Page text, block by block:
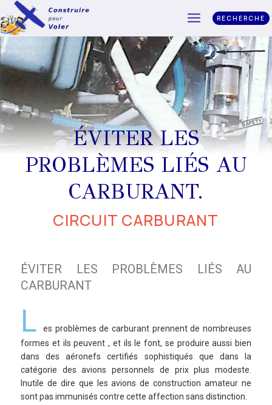
RECHERCHE
ÉVITER LES
PROBLÈMES LIÉS AU
CARBURANT.
CIRCUIT CARBURANT
ÉVITER LES PROBLÈMES LIÉS AU
CARBURANT
L
es problèmes de carburant prennent de nombreuses
formes et ils peuvent , et ils le font, se produire aussi bien
dans des aéronefs certifiés sophistiqués que dans la
catégorie des avions personnels de prix plus modeste.
Inutile de dire que les avions de construction amateur ne
sont pas immunisés contre cette affection sans distinction.